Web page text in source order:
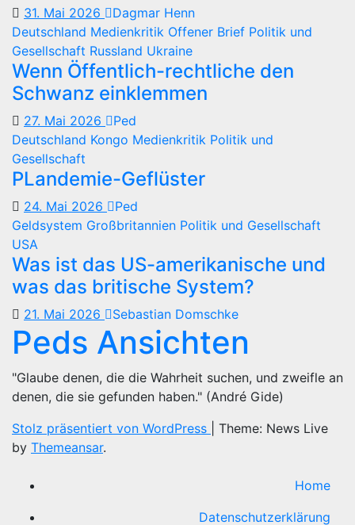
31. Mai 2026
Dagmar Henn
Deutschland Medienkritik Offener Brief Politik und
Gesellschaft Russland Ukraine
Wenn Öffentlich-rechtliche den
Schwanz einklemmen
27. Mai 2026
Ped
Deutschland Kongo Medienkritik Politik und
Gesellschaft
PLandemie-Geflüster
24. Mai 2026
Ped
Geldsystem Großbritannien Politik und Gesellschaft
USA
Was ist das US-amerikanische und
was das britische System?
21. Mai 2026 Sebastian Domschke
Peds Ansichten
"Glaube denen, die die Wahrheit suchen, und zweifle an
denen, die sie gefunden haben." (André Gide)
Stolz präsentiert von WordPress
Theme: News Live
by Themeansar.
Home
Datenschutzerklärung